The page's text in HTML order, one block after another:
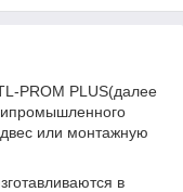
PROM PLUS(далее
или монтажную
в